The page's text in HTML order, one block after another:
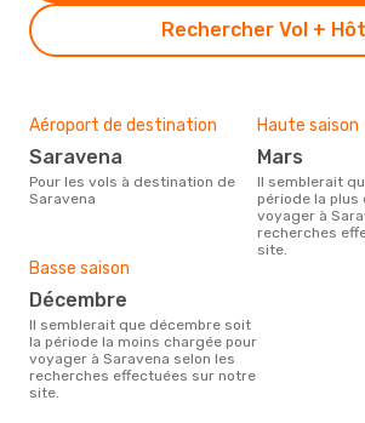
Rechercher Vol +
Aéroport de destination
Saravena
Pour les vols à destination de
Saravena
Haute saison
mars
Il semblerait que mars soit la
période la plus
voyager à
recherches
site.
Basse saison
décembre
Il semblerait que décembre soit
la période la moins chargée pour
voyager à Saravena selon les
recherches effectuées sur notre
site.